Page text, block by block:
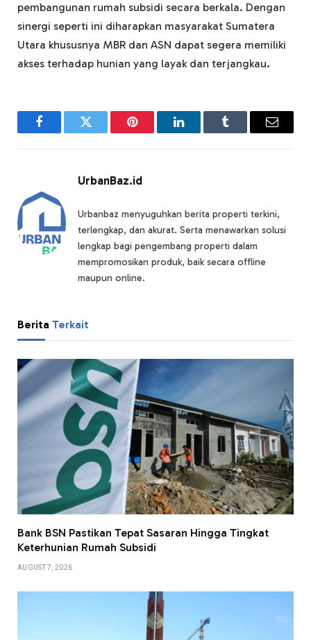
pembangunan rumah subsidi secara berkala. Dengan
sinergi seperti ini diharapkan masyarakat Sumatera
Utara khususnya MBR dan ASN dapat segera memiliki
akses terhadap hunian yang layak dan terjangkau.
FacebookTwitter Pinterest LinkedInTumblr Email
UrbanBaz.id
Urbanbaz menyuguhkan berita properti terkini,
terlengkap, dan akurat. Serta menawarkan solusi
lengkap bagi pengembang properti dalam
mempromosikan produk, baik secara offline
maupun online.
Berita Terkait
Bank BSN Pastikan Tepat Sasaran Hingga Tingkat
Keterhunian Rumah Subsidi
AUGUST 7, 2026